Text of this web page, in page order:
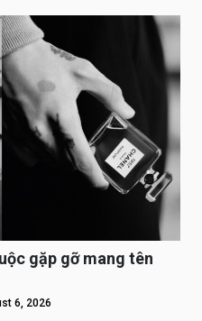
gặp gỡ mang tên
6, 2026